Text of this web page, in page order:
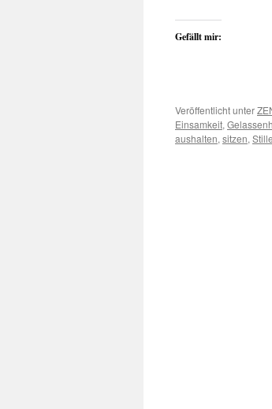
Gefällt mir:
Veröffentlicht unter
Einsamkeit,
aushalten, sitzen, Stille